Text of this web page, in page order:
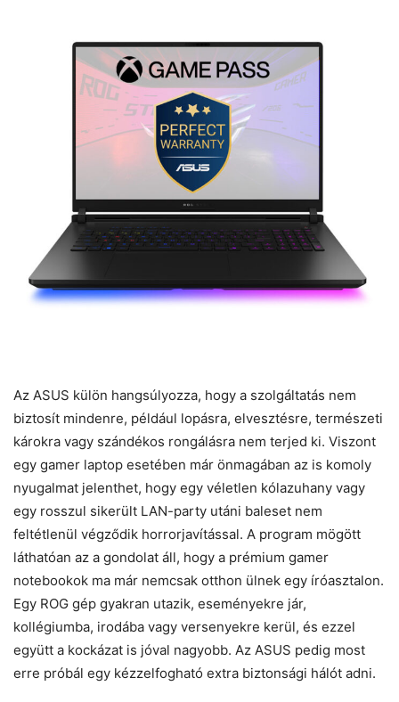
Az ASUS külön hangsúlyozza, hogy a szolgáltatás nem
biztosít mindenre, például lopásra, elvesztésre, természeti
károkra vagy szándékos rongálásra nem terjed ki. Viszont
egy gamer laptop esetében már önmagában az is komoly
nyugalmat jelenthet, hogy egy véletlen kólazuhany vagy
egy rosszul sikerült LAN-party utáni baleset nem
feltétlenül végződik horrorjavítással. A program mögött
láthatóan az a gondolat áll, hogy a prémium gamer
notebookok ma már nemcsak otthon ülnek egy íróasztalon.
Egy ROG gép gyakran utazik, eseményekre jár,
kollégiumba, irodába vagy versenyekre kerül, és ezzel
együtt a kockázat is jóval nagyobb. Az ASUS pedig most
erre próbál egy kézzelfogható extra biztonsági hálót adni.